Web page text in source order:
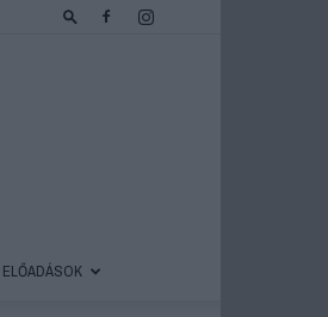
ELŐADÁSOK